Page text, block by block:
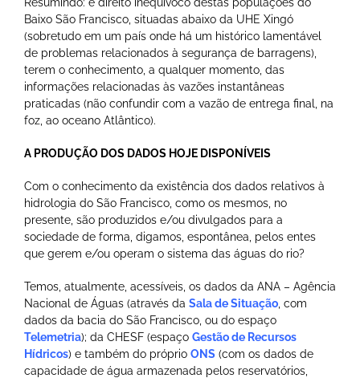
Baixo São Francisco, situadas abaixo da UHE Xingó
(sobretudo em um país onde há um histórico lamentável
de problemas relacionados à segurança de barragens),
terem o conhecimento, a qualquer momento, das
informações relacionadas às vazões instantâneas
praticadas (não confundir com a vazão de entrega final, na
foz, ao oceano Atlântico).
A PRODUÇÃO DOS DADOS HOJE DISPONÍVEIS
Com o conhecimento da existência dos dados relativos à
hidrologia do São Francisco, como os mesmos, no
presente, são produzidos e/ou divulgados para a
sociedade de forma, digamos, espontânea, pelos entes
que gerem e/ou operam o sistema das águas do rio?
Temos, atualmente, acessíveis, os dados da ANA – Agência
Nacional de Águas (através da Sala de Situação , com
dados da bacia do São Francisco, ou do espaço
Telemetria); da CHESF (espaço Gestão de Recursos
Hídricos) e também do próprio ONS (com os dados de
capacidade de água armazenada pelos reservatórios,